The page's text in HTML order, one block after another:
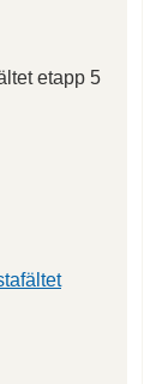
etapp 5